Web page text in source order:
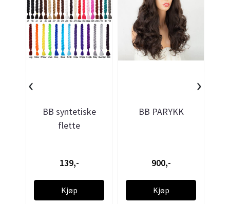
BB syntetiske
flette
139,-
Kjøp
BB PARYKK
900,-
Kjøp
‹ ›